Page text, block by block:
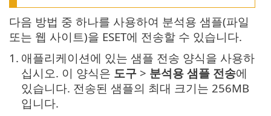
다음 방법 중 하나를 사용하여 분석용 샘플(파일
또는 웹 사이트)을 ESET에 전송할 수 있습니다.
1. 애플리케이션에 있는 샘플 전송 양식을 사용하
십시오. 이 양식은 도구 > 분석용 샘플 전송에
있습니다. 전송된 샘플의 최대 크기는 256MB
입니다.